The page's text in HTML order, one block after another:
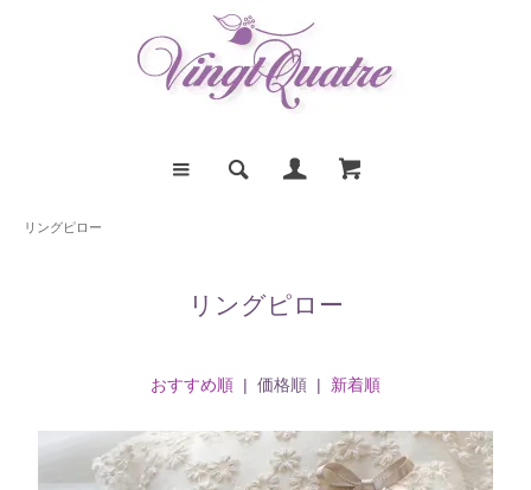
リングピロー
リングピロー
おすすめ順 | 価格順 | 新着順